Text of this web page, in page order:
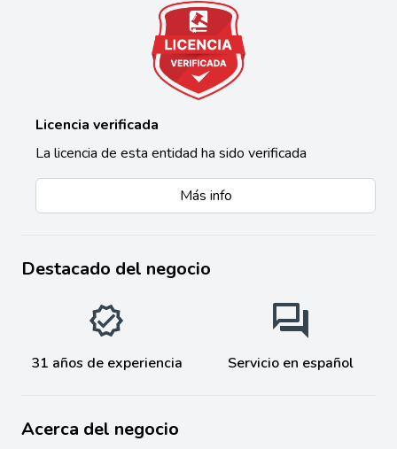
Licencia verificada
La licencia de esta entidad ha sido verificada
Más info
Destacado del negocio
31 años de experiencia Servicio en español
Acerca del negocio